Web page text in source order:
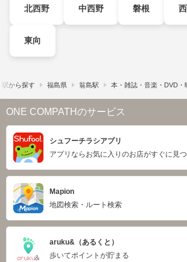
北西野 中西野 磐根
東向
駅から探す 福島県 翁島駅 本・雑誌・音楽・DVD
ONE COMPATHのサービス
シュフーチラシアプリ
アプリならお気に入りのお店がすぐに見つ
Mapion
地図検索・ルート検索
aruku&（あるくと）
歩いてポイントが貯まる